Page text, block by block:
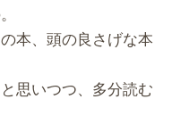
本、頭の良さげな本
思いつつ、多分読む